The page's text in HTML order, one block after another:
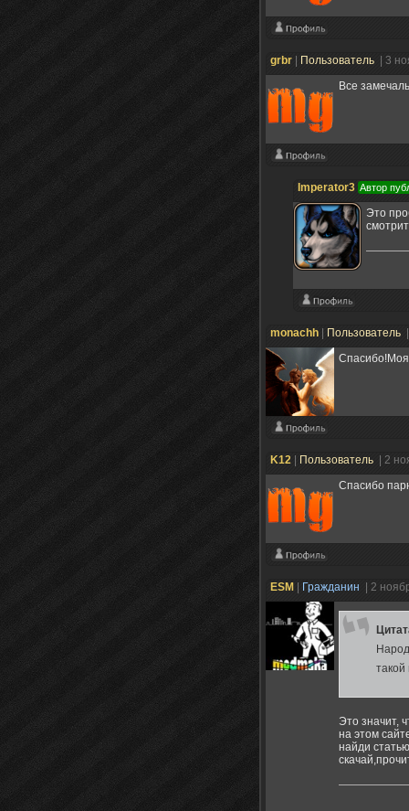
grbr Пользователь
| 3
Все
Imperator3 Автор
Это
monachh Пользователь
K12 Пользователь
| 2
Спасибо
ESM Гражданин | 2
Это значит,
на этом
найди статью